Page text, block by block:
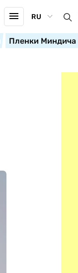
RU
Пленки Миндича